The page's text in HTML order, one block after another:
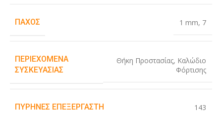
ΠΆΧΟΣ 1 mm, 7
ΠΕΡΙΕΧΌΜΕΝΑ
ΣΥΣΚΕΥΑΣΊΑΣ
Θήκη Προστασίας, Καλώδιο
Φόρτισης
ΠΥΡΉΝΕΣ ΕΠΕΞΕΡΓΑΣΤΉ 143